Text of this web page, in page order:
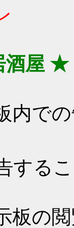
酒屋 ★
内で
する
板の